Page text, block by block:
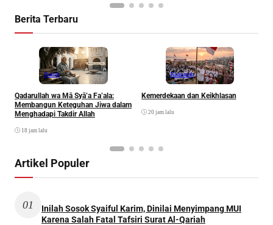
Berita Terbaru
Ibadah
Qadarullah wa Mā Syā’a Fa’ala:
Membangun Keteguhan Jiwa dalam
Menghadapi Takdir Allah
18 jam lalu
Khazanah
Kemerdekaan dan Keikhlasan
20 jam lalu
Artikel Populer
01
Inilah Sosok Syaiful Karim, Dinilai Menyimpang MUI
Karena Salah Fatal Tafsiri Surat Al-Qariah